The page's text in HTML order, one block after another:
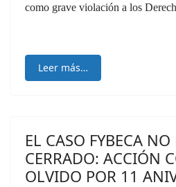
como grave violación a los
Leer más…
EL CASO FYBECA NO
CERRADO: ACCIÓN
OLVIDO POR 11